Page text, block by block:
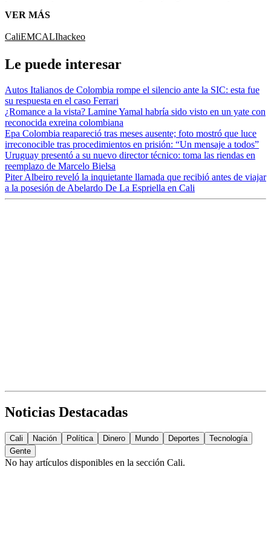
VER MÁS
CaliEMCALIhackeo
Le puede interesar
Autos Italianos de Colombia rompe el silencio ante la SIC: esta fue
su respuesta en el caso Ferrari
¿Romance a la vista? Lamine Yamal habría sido visto en un yate con
reconocida exreina colombiana
Epa Colombia reapareció tras meses ausente; foto mostró que luce
irreconocible tras procedimientos en prisión: “Un mensaje a todos”
Uruguay presentó a su nuevo director técnico: toma las riendas en
reemplazo de Marcelo Bielsa
Piter Albeiro reveló la inquietante llamada que recibió antes de viajar
a la posesión de Abelardo De La Espriella en Cali
Noticias Destacadas
Cali Nación Política Dinero Mundo Deportes
Tecnología
Gente
No hay artículos disponibles en la sección Cali.